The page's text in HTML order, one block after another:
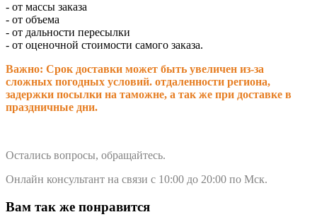
- от массы заказа
- от объема
- от дальности пересылки
- от оценочной стоимости самого заказа.
Важно: Срок доставки может быть увеличен из-за
сложных погодных условий. отдаленности региона,
задержки посылки на таможне, а так же при доставке в
праздничные дни.
Остались вопросы, обращайтесь.
Онлайн консультант на связи с 10:00 до 20:00 по Мск.
Вам так же понравится